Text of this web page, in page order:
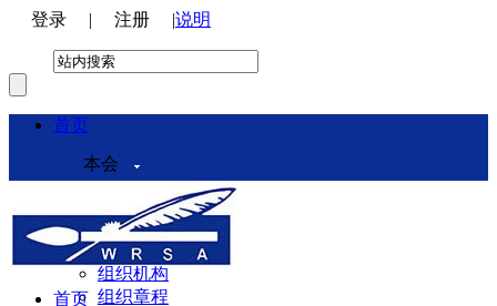
登录 | 注册 |说明
首页
本会
本会介绍
领导机构
理事会
组织机构
组织章程
首页